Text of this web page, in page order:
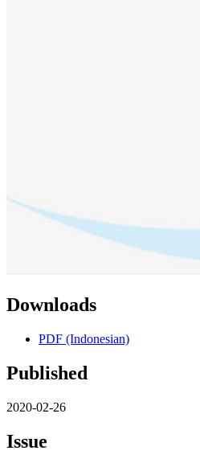
Downloads
PDF (Indonesian)
Published
2020-02-26
Issue